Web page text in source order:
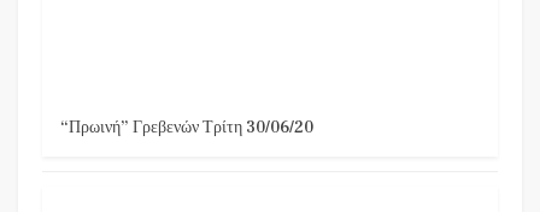
“Πρωινή” Γρεβενών Τρίτη 30/06/20